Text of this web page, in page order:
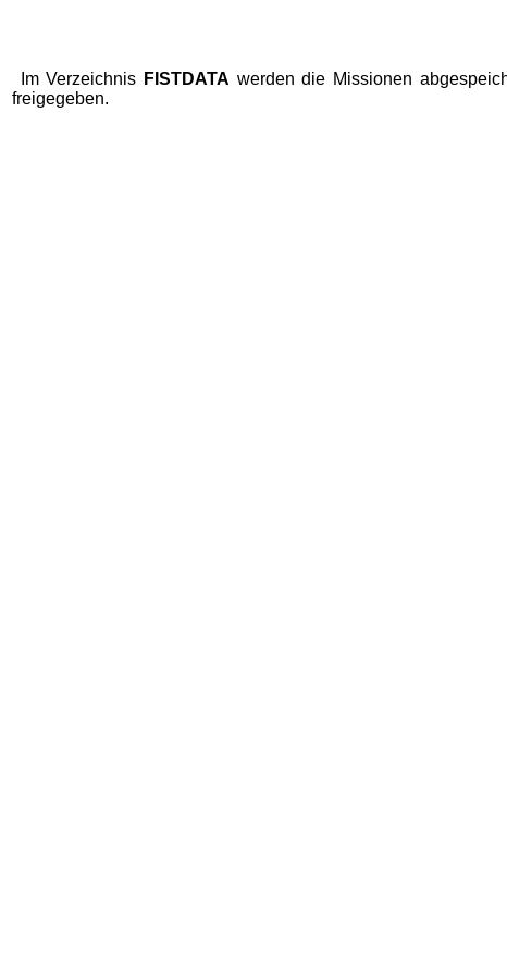
Im Verzeichnis FISTDATA werden die Missionen
freigegeben.